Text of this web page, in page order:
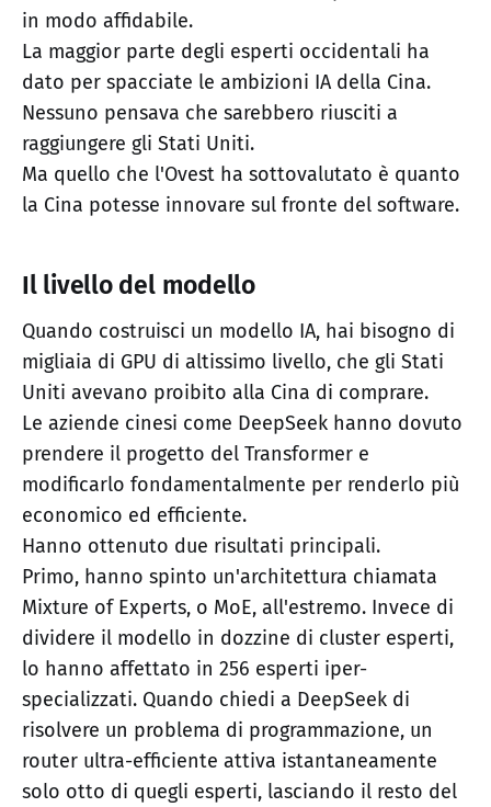
in modo affidabile.
La maggior parte degli esperti occidentali ha
dato per spacciate le ambizioni IA della Cina.
Nessuno pensava che sarebbero riusciti a
raggiungere gli Stati Uniti.
Ma quello che l'Ovest ha sottovalutato è quanto
la Cina potesse innovare sul fronte del software.
Il livello del modello
Quando costruisci un modello IA, hai bisogno di
migliaia di GPU di altissimo livello, che gli Stati
Uniti avevano proibito alla Cina di comprare.
Le aziende cinesi come DeepSeek hanno dovuto
prendere il progetto del Transformer e
modificarlo fondamentalmente per renderlo più
economico ed efficiente.
Hanno ottenuto due risultati principali.
Primo, hanno spinto un'architettura chiamata
Mixture of Experts, o MoE, all'estremo. Invece di
dividere il modello in dozzine di cluster esperti,
lo hanno affettato in 256 esperti iper-
specializzati. Quando chiedi a DeepSeek di
risolvere un problema di programmazione, un
router ultra-efficiente attiva istantaneamente
solo otto di quegli esperti, lasciando il resto del